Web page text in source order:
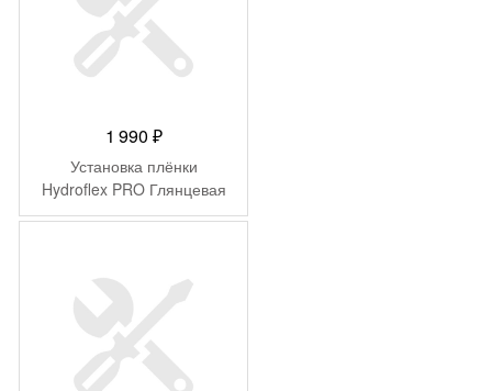
1 990 ₽
Установка плёнки
Hydroflex PRO Глянцевая